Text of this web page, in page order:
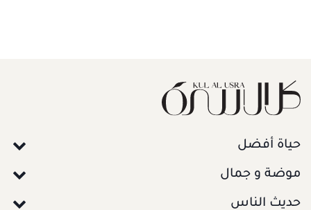
حياة أفضل
موضة و جمال
حديث الناس